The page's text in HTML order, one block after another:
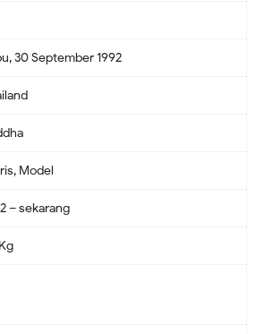
30 September 1992
Model
– sekarang